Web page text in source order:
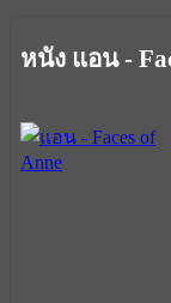
หนัง แอน -